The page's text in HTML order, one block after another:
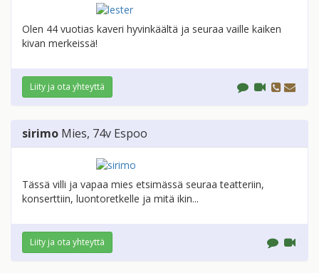
Olen 44 vuotias kaveri hyvinkäältä ja seuraa vaille kaiken
kivan merkeissä!
Liity ja ota yhteyttä
sirimo Mies, 74v Espoo
Tässä villi ja vapaa mies etsimässä seuraa teatteriin,
konserttiin, luontoretkelle ja mitä ikin...
Liity ja ota yhteyttä